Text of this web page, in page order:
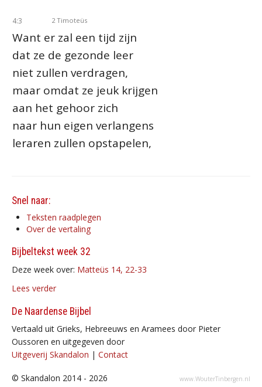
4:3 2 Timoteüs
Want er zal een tijd zijn
dat ze de gezonde leer
niet zullen verdragen,
maar omdat ze jeuk krijgen
aan het gehoor zich
naar hun eigen verlangens
leraren zullen opstapelen,
Snel naar:
Teksten raadplegen
Over de vertaling
Bijbeltekst week 32
Deze week over: Matteüs 14, 22-33
Lees verder
De Naardense Bijbel
Vertaald uit Grieks, Hebreeuws en Aramees door Pieter
Oussoren en uitgegeven door
Uitgeverij Skandalon | Contact
www.WouterTinbergen.nl
© Skandalon 2014 - 2026